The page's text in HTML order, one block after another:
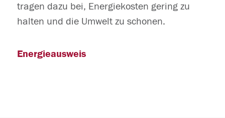
tragen dazu bei, Energiekosten gering zu
halten und die Umwelt zu schonen.
Energieausweis